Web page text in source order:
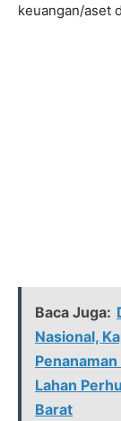
keuangan/aset
Baca Juga:
Nasional,
Lahan
Barat